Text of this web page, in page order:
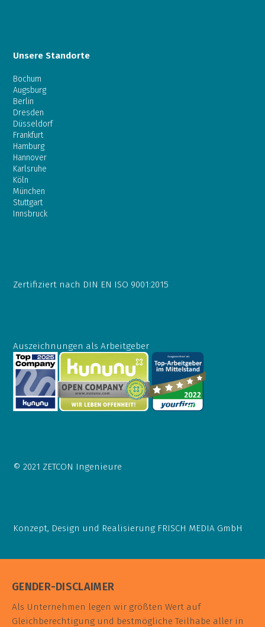
Unsere Standorte
Bochum
Augsburg
Berlin
Dresden
Düsseldorf
Frankfurt
Hamburg
Hannover
Karlsruhe
Köln
München
Stuttgart
Innsbruck
Zertifiziert nach DIN EN ISO 9001:2015
Auszeichnungen als Arbeitgeber
© 2021 ZETCON Ingenieure
Konzept, Design und Realisierung FRISCH MEDIA GmbH
GENDER-DISCLAIMER
Als Unternehmen legen wir größten Wert auf
Gleichberechtigung und bestmögliche Teilhabe aller in